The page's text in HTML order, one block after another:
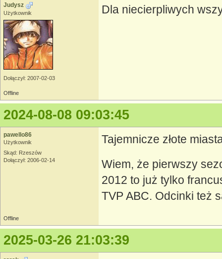
Judysz
Użytkownik
Dołączył: 2007-02-03
Dla niecierpliwych
Offline
2024-08-08 09:03:45
pawello86
Użytkownik
Skąd: Rzeszów
Dołączył: 2006-02-14
Tajemnicze złote
Wiem, że pierwszy
2012 to już tylko
TVP ABC. Odcinki też
Offline
2025-03-26 21:03:39